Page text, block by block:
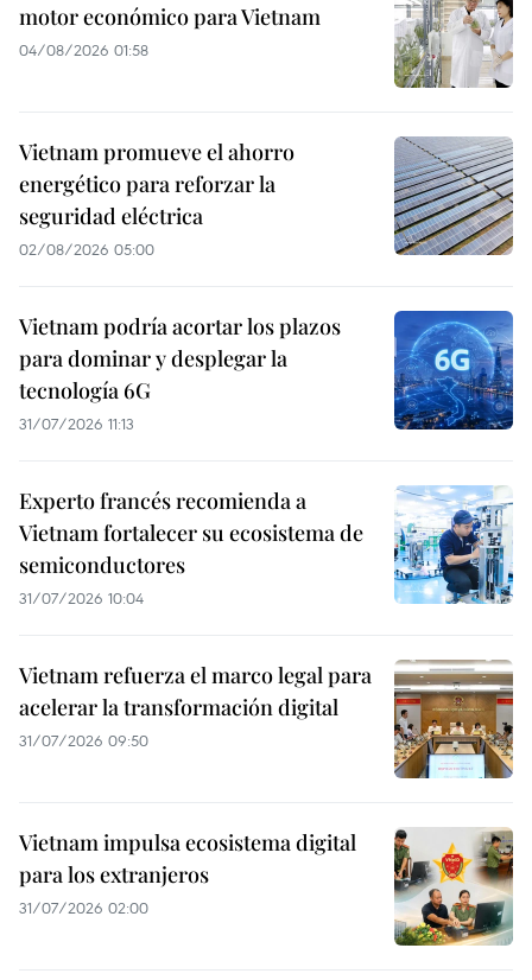
motor económico para Vietnam
04/08/2026 01:58
Vietnam promueve el ahorro
energético para reforzar la
seguridad eléctrica
02/08/2026 05:00
Vietnam podría acortar los plazos
para dominar y desplegar la
tecnología 6G
31/07/2026 11:13
Experto francés recomienda a
Vietnam fortalecer su ecosistema de
semiconductores
31/07/2026 10:04
Vietnam refuerza el marco legal para
acelerar la transformación digital
31/07/2026 09:50
Vietnam impulsa ecosistema digital
para los extranjeros
31/07/2026 02:00